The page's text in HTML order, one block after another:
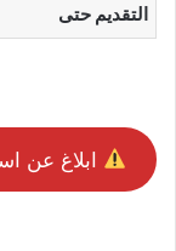
التقديم حتى
ابلاغ عن